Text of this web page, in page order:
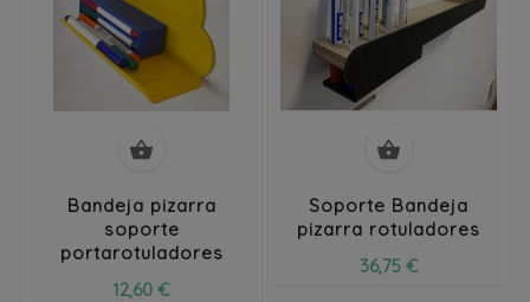

Bandeja pizarra
soporte
portarotuladores
12,60 €

Soporte Bandeja
pizarra rotuladores
36,75 €